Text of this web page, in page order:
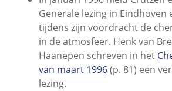
Generale lezing in Eindhoven
tijdens zijn voordracht de
in de atmosfeer. Henk van
Haanepen schreven in het
van maart 1996(p. 81) een
lezing.